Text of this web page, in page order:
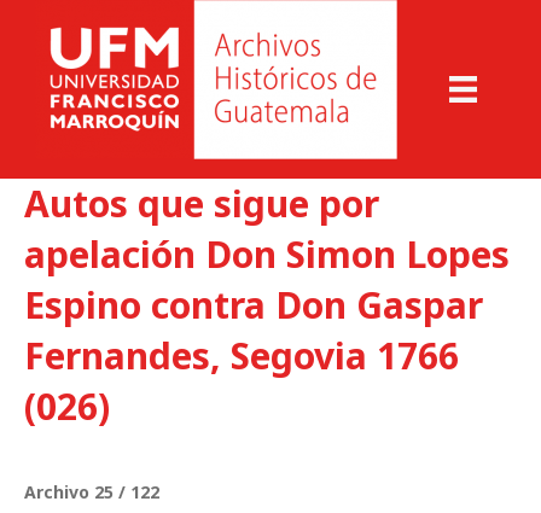
Autos que sigue por
apelación Don Simon Lopes
Espino contra Don Gaspar
Fernandes, Segovia 1766
(026)
Archivo 25 / 122